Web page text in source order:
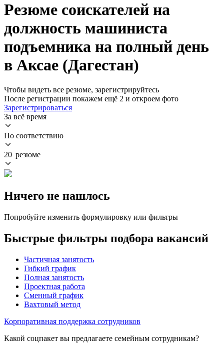
Резюме соискателей на
должность машиниста
подъемника на полный день
в Аксае (Дагестан)
Чтобы видеть все резюме, зарегистрируйтесь
После регистрации покажем ещё 2 и откроем фото
Зарегистрироваться
За всё время
По соответствию
20 резюме
Ничего не нашлось
Попробуйте изменить формулировку или фильтры
Быстрые фильтры подбора вакансий
Частичная занятость
Гибкий график
Полная занятость
Проектная работа
Сменный график
Вахтовый метод
Корпоративная поддержка сотрудников
Какой соцпакет вы предлагаете семейным сотрудникам?